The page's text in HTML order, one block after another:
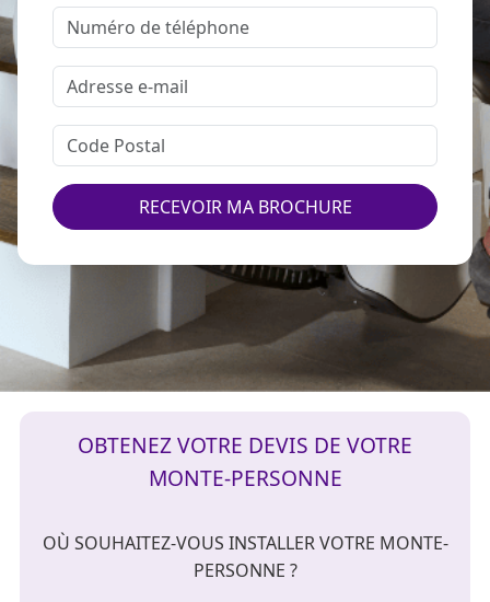
RECEVOIR MA BROCHURE
OBTENEZ VOTRE DEVIS DE VOTRE
MONTE-PERSONNE
OÙ SOUHAITEZ-VOUS INSTALLER VOTRE MONTE-
PERSONNE ?